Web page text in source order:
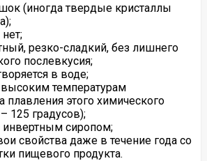
(иногда твердые кристаллы
резко-сладкий, без лишнего
послевкусия;
в воде;
высоким температурам
плавления этого химического
125 градусов);
инвертным сиропом;
свойства даже в течение года со
пищевого продукта.